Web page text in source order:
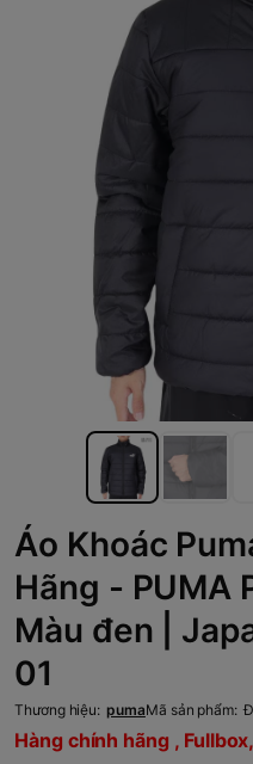
Áo Khoác
Hãng - PUMA
Màu đen |
01
Thương hiệu: pumaMã sản phẩm:
Hàng chính hãng ,